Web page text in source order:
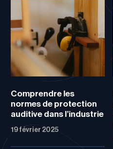
Comprendre les
normes de protection
auditive dans l’industrie
19 février 2025